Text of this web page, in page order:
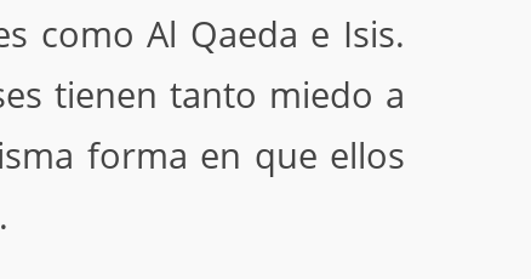
como Al Qaeda e Isis.
tienen tanto miedo a
forma en que ellos